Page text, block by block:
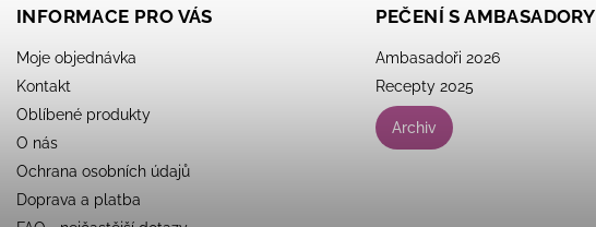
INFORMACE PRO VÁS
Moje objednávka
Kontakt
Oblíbené produkty
O nás
Ochrana osobních údajů
Doprava a platba
PEČENÍ S AMBASADORY
Ambasadoři 2026
Recepty 2025
Archiv